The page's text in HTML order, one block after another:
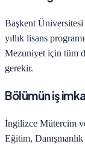
Başkent Üniversitesi
yıllık lisans
Mezuniyet için tüm
gerekir.
Bölümün iş
İngilizce Mütercim
Eğitim, Danışmanlık